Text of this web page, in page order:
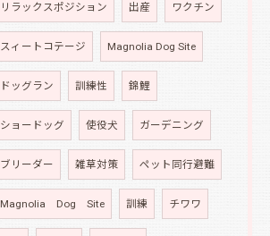
リラックスポジション 出産 ワクチン
スィートコテージ Magnolia Dog Site
ドッグラン 訓練性 錦鯉
ショードッグ 使役犬 ガーデニング
ブリーダー 雑草対策 ペット同行避難
Magnolia Dog Site 訓練 チワワ